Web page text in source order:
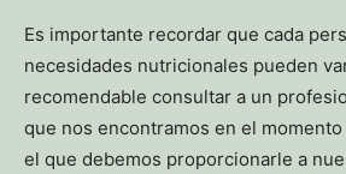
Es importante recordar que cada
necesidades nutricionales pueden
recomendable consultar a un
que nos encontramos en el
el que debemos proporcionarle a